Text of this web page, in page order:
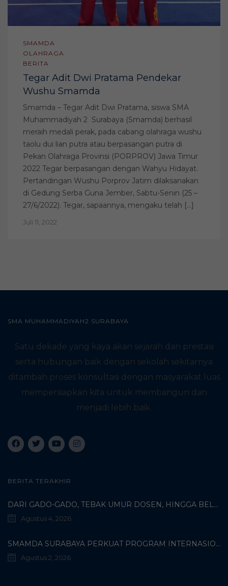
SMAMDA
OLAHRAGA
BERITA
Tegar Adit Dwi Pratama Pendekar
Wushu Smamda
Smamda – Tegar Adit Dwi Pratama, siswa SMA
Muhammadiyah 2 Surabaya (Smamda) berhasil
meraih medali perak, pada cabang olahraga wushu
taolu dui lian putra atau berpasangan putra di
Pekan Olahraga Provinsi (PORPROV) Jawa Timur
2022 Tegar berpasangan dengan Wahyu Hidayat.
Pertandingan Wushu Porprov Jatim dilaksanakan
di Gedung Serba Guna Jember, Sabtu-Senin (25 –
27/6/2022). Tegar, sapaannya, mengaku telah […]
Juli 11, 2022
SMA MUHAMMADIYAH2 SURABAYA
Satu dekade yang kaya akan sejarah dan prestasi
serta hubungan baik dengan sekolah sekitarnya
ditambah proses konsultasi dengan masyarakat luas
mempersiapkan kita untuk membangun dan
menjadi lebih baik.
BERITA TERAKHIR
DARI GADO-GADO, TEBAK UMUR DOSEN, HINGGA BELI PECI MUHAMMADIYAH: TERUNGKAPNYA KISAH UNIK 3 MAHASISWA TURKI DI SMAMDA!
Agustus 4, 2026
SMAMDA SURABAYA PERKUAT PROGRAM INTERNASIONAL MELALUI KOORDINASI BERSAMA WALI MURID KELAS X
Agustus 2, 2026